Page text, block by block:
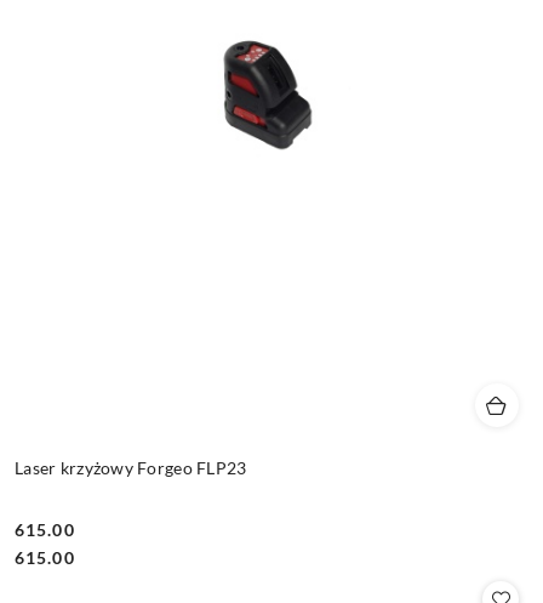
Laser krzyżowy Forgeo FLP23
Cena:
615.00
Cena:
615.00